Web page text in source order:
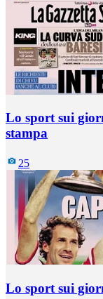
Lo sport sui
stampa
25
Lo sport sui